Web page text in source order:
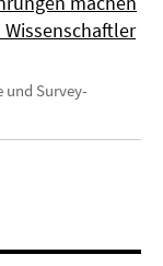
Survey-